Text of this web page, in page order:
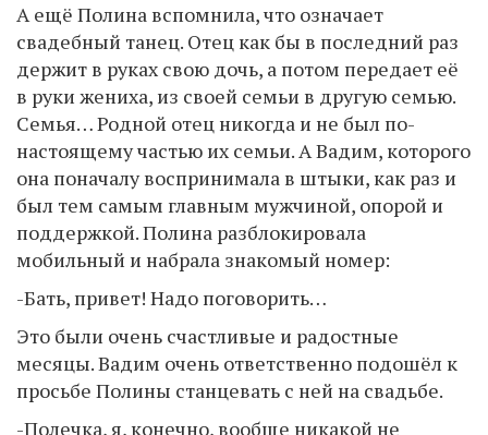
А ещё Полина вспомнила, что означает
свадебный танец. Отец как бы в последний раз
держит в руках свою дочь, а потом передает её
в руки жениха, из своей семьи в другую семью.
Семья… Родной отец никогда и не был по-
настоящему частью их семьи. А Вадим, которого
она поначалу воспринимала в штыки, как раз и
был тем самым главным мужчиной, опорой и
поддержкой. Полина разблокировала
мобильный и набрала знакомый номер:
-Бать, привет! Надо поговорить…
Это были очень счастливые и радостные
месяцы. Вадим очень ответственно подошёл к
просьбе Полины станцевать с ней на свадьбе.
-Полечка, я, конечно, вообще никакой не